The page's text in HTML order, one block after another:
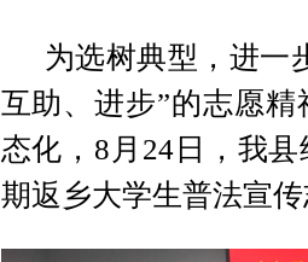
为选树典型，进一
互助、进步”的志愿
态化，8月24日，我
期返乡大学生普法宣